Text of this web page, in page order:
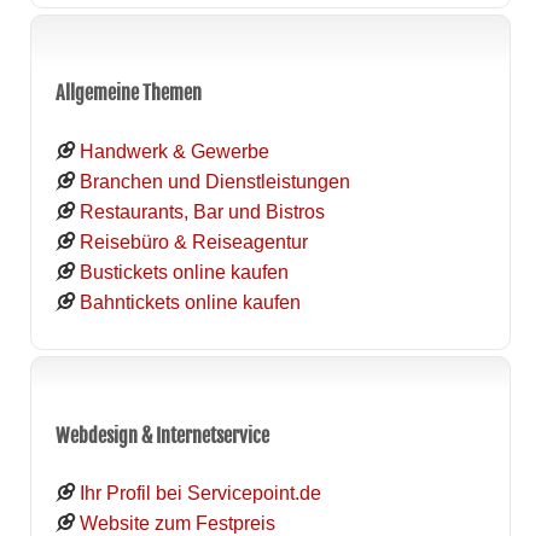
Allgemeine Themen
Handwerk & Gewerbe
Branchen und Dienstleistungen
Restaurants, Bar und Bistros
Reisebüro & Reiseagentur
Bustickets online kaufen
Bahntickets online kaufen
Webdesign & Internetservice
Ihr Profil bei Servicepoint.de
Website zum Festpreis